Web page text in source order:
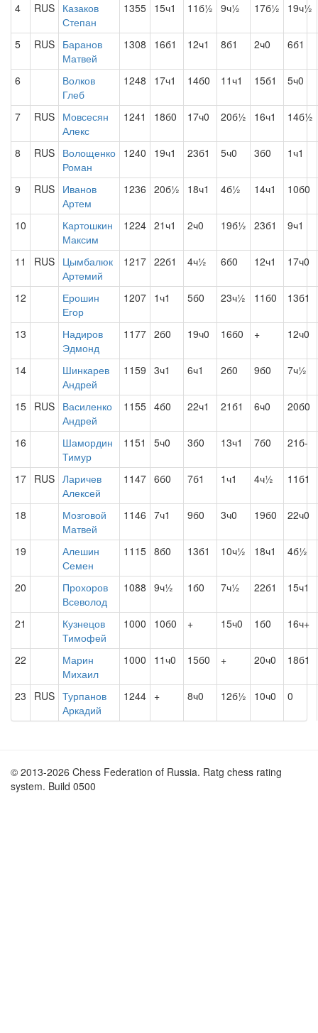
4 RUS Казаков
Степан
1355 15ч1 11б½ 9ч½ 17б½ 19ч½
5 RUS Баранов
Матвей
1308 16б1 12ч1 8б1 2ч0 6б1
6
Волков
Глеб
1248 17ч1 14б0 11ч1 15б1 5ч0
7 RUS Мовсесян
Алекс
1241 18б0 17ч0 20б½ 16ч1 14б½
8 RUS Волощенко
Роман
1240 19ч1 23б1 5ч0 3б0 1ч1
9 RUS Иванов
Артем
1236 20б½ 18ч1 4б½ 14ч1 10б0
10
Картошкин
Максим
1224 21ч1 2ч0 19б½ 23б1 9ч1
11 RUS Цымбалюк
Артемий
1217 22б1 4ч½ 6б0 12ч1 17ч0
12
Ерошин
Егор
1207 1ч1 5б0 23ч½ 11б0 13б1
13
Надиров
Эдмонд
1177 2б0 19ч0 16б0 + 12ч0
14
Шинкарев
Андрей
1159 3ч1 6ч1 2б0 9б0 7ч½
15 RUS Василенко
Андрей
1155 4б0 22ч1 21б1 6ч0 20б0
16
Шамордин
Тимур
1151 5ч0 3б0 13ч1 7б0 21б-
17 RUS Ларичев
Алексей
1147 6б0 7б1 1ч1 4ч½ 11б1
18
Мозговой
Матвей
1146 7ч1 9б0 3ч0 19б0 22ч0
19
Алешин
Семен
1115 8б0 13б1 10ч½ 18ч1 4б½
20
Прохоров
Всеволод
1088 9ч½ 1б0 7ч½ 22б1 15ч1
21
Кузнецов
Тимофей
1000 10б0 + 15ч0 1б0 16ч+
22
Марин
Михаил
1000 11ч0 15б0 + 20ч0 18б1
23 RUS Турпанов
Аркадий
1244 + 8ч0 12б½ 10ч0 0
© 2013-2026 Chess Federation of Russia. Ratg chess rating
system. Build 0500